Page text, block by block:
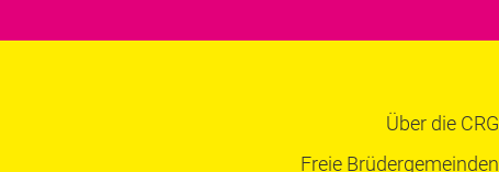
Über die CRG
Freie Brüdergemeinden